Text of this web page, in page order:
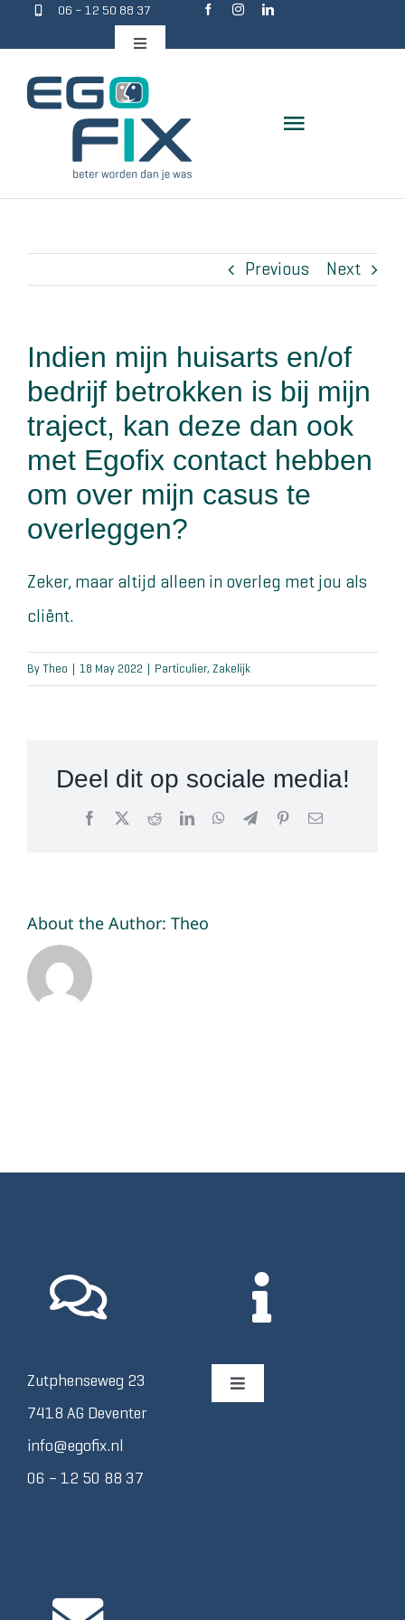
to
content
06 – 12 50 88 37
Toggle
Toggle
Wat doet Egofix?
Wie is Sandra?
Wat klanten zeggen
Contact
Previous Next
Indien mijn huisarts en/of
bedrijf betrokken is bij mijn
traject, kan deze dan ook
met Egofix contact hebben
om over mijn casus te
overleggen?
Zeker, maar altijd alleen in overleg met jou als
cliënt.
ByTheo | 18 May 2022 | Particulier, Zakelijk
Deel dit op sociale media!
Facebook RedditLinkedInWhatsApp
TelegramPinterestEmail
About the Author: Theo
Zutphenseweg 23
7418 AG Deventer
info@egofix.nl
06 – 12 50 88 37
Toggle
Disclaimer